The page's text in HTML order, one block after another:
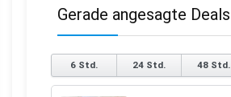
Gerade angesagte Deals
6 Std. 24 Std. 48 Std.